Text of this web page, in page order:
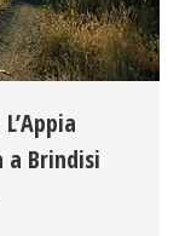
a Brindisi